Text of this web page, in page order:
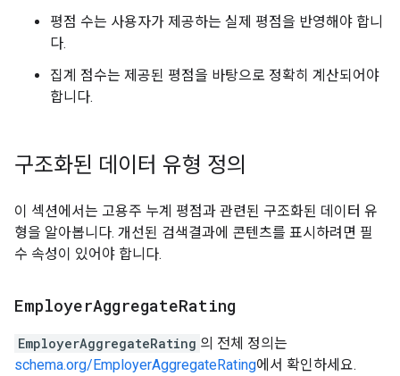
평점 수는 사용자가 제공하는 실제 평점을 반영해야 합니
다.
집계 점수는 제공된 평점을 바탕으로 정확히 계산되어야
합니다.
구조화된 데이터 유형 정의
이 섹션에서는 고용주 누계 평점과 관련된 구조화된 데이터 유
형을 알아봅니다. 개선된 검색결과에 콘텐츠를 표시하려면 필
수 속성이 있어야 합니다.
EmployerAggregateRating
EmployerAggregateRating 의 전체 정의는
schema.org/EmployerAggregateRating에서 확인하세요.